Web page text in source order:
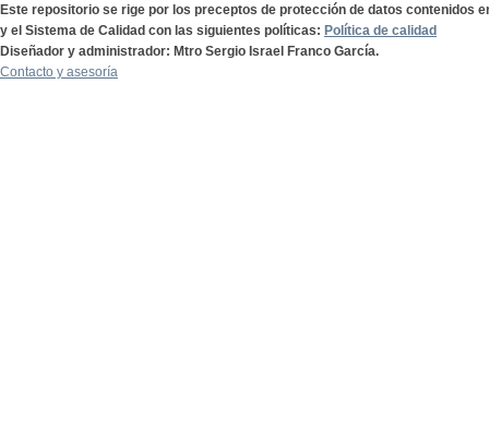
Este repositorio se rige por los preceptos de protección de datos contenidos
y el Sistema de Calidad con las siguientes políticas: Política de calidad
Diseñador y administrador: Mtro Sergio Israel Franco García.
Contacto y asesoría